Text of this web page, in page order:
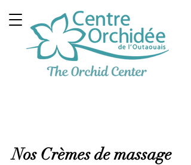
Nos Crèmes de massage